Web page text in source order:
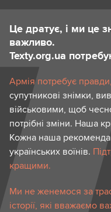
Це дратує, і ми це
важливо.
Texty.org.ua
Армія потребує
супутникові знімки,
військовими, щоб
потрібні зміни. Наша
Кожна наша
українських воїнів.
кращими.
Ми не женемося за
історії, які вважаємо